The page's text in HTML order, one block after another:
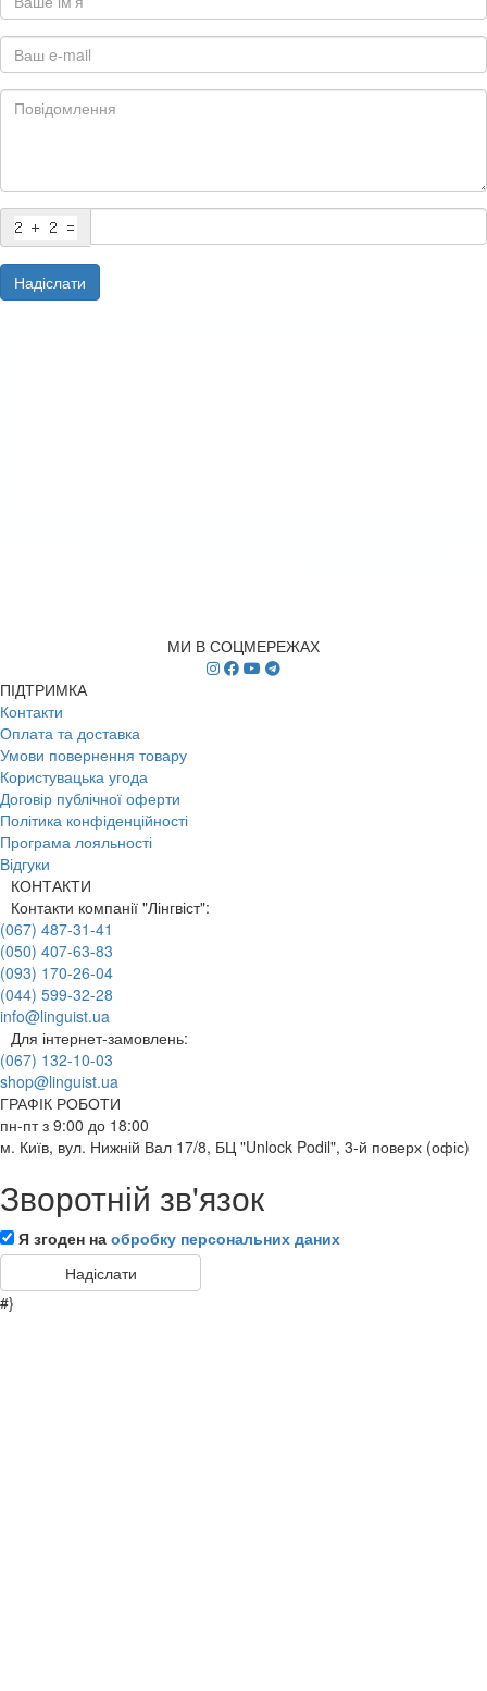
Надіслати
МИ В СОЦМЕРЕЖАХ
ПІДТРИМКА
Контакти
Оплата та доставка
Умови повернення товару
Користувацька угода
Договір публічної оферти
Політика конфіденційності
Програма лояльності
Відгуки
КОНТАКТИ
Контакти компанії "Лінгвіст":
(067) 487-31-41
(050) 407-63-83
(093) 170-26-04
(044) 599-32-28
info@linguist.ua
Для інтернет-замовлень:
(067) 132-10-03
shop@linguist.ua
ГРАФІК РОБОТИ
пн-пт з 9:00 до 18:00
м. Київ, вул. Нижній Вал 17/8, БЦ "Unlock Podil", 3-й поверх (офіс)
Зворотній зв'язок
Я згоден на обробку персональних даних
#}